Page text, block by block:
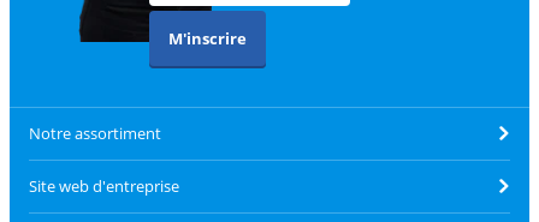
M'inscrire
Notre assortiment
Site web d'entreprise